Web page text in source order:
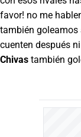
favor! no me
también goleamos
cuenten después
Chivas también